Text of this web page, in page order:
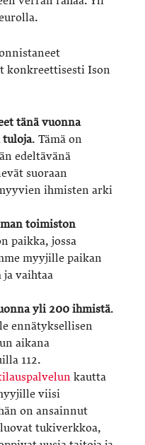
konkreettisesti Ison
tänä vuonna
tuloja. Tämä on
edeltävänä
suoraan
ihmisten arki
toimiston
paikka, jossa
myyjille paikan
ja vaihtaa
yli 200 ihmistä.
ennätyksellisen
aikana
112.
kautta
viisi
on ansainnut
tukiverkkoa,